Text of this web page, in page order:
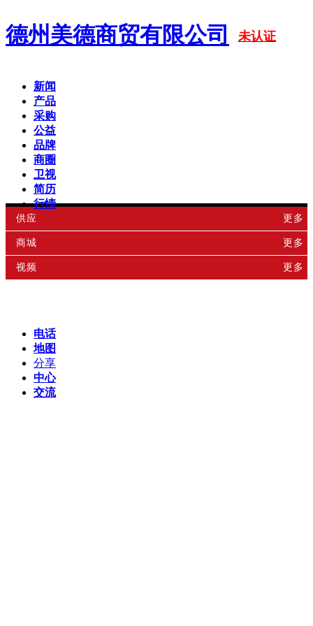
德州美德商贸有限公司 未认证
新闻
产品
采购
公益
品牌
商圈
卫视
简历
行情
供应 更多
商城 更多
视频 更多
电话
地图
分享
中心
交流